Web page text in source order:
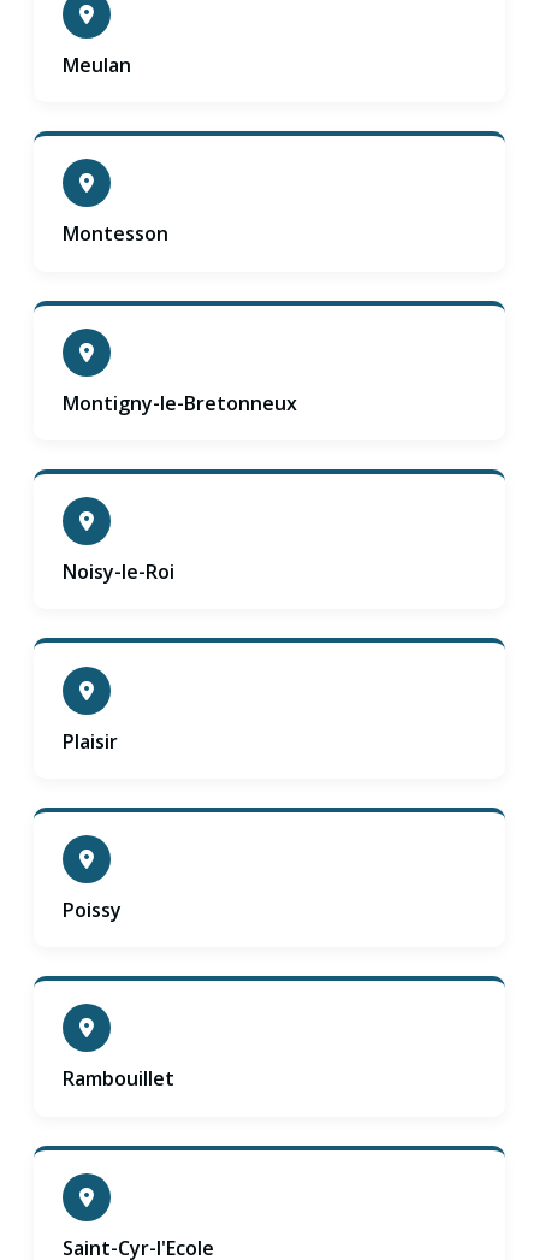
Meulan
Montesson
Montigny-le-Bretonneux
Noisy-le-Roi
Plaisir
Poissy
Rambouillet
Saint-Cyr-l'Ecole